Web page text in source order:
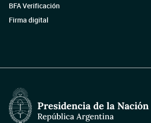
BFA Verificación
Firma digital